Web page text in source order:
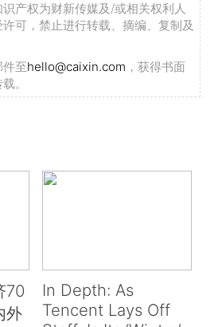
产权为财新传媒及/或相关权利人
可，禁止进行转载、摘编、复制及
至hello@caixin.com ，获得书面
。
70
外
In Depth: As
Tencent Lays Off